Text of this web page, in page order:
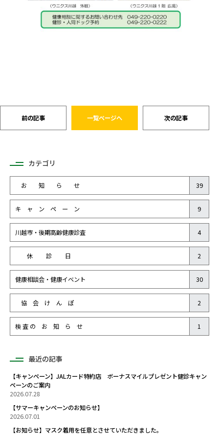
前の記事 一覧ページへ 次の記事
カテゴリ
お 知 ら せ 39
キ ャ ン ペ ー ン 9
川越市・後期高齢健康診査 4
休 診 日 2
健康相談会・健康イベント 30
協 会 け ん ぽ 2
検 査 の お 知 ら せ 1
最近の記事
【キャンペーン】JALカード特約店 ボーナスマイルプレゼント健診キャン
ペーンのご案内
2026.07.28
【サマーキャンペーンのお知らせ】
2026.07.01
【お知らせ】マスク着用を任意とさせていただきました。